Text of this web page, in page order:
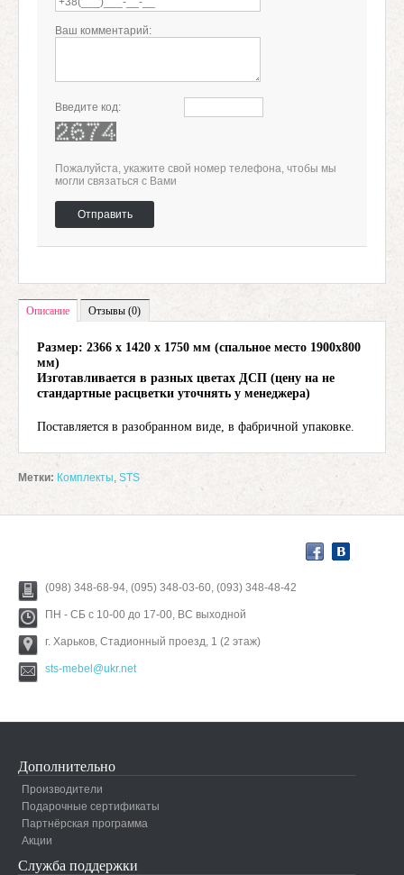
Ваш комментарий:
Введите код:
Пожалуйста, укажите свой номер телефона, чтобы мы
могли связаться с Вами
Отправить
Описание Отзывы (0)
Размер: 2366 х 1420 х 1750 мм (спальное место 1900х800
мм)
Изготавливается в разных цветах ДСП (цену на не
стандартные расцветки уточнять у менеджера)
Поставляется в разобранном виде, в фабричной упаковке.
Метки: Комплекты, STS
(098) 348-68-94, (095) 348-03-60, (093) 348-48-42
ПН - СБ с 10-00 до 17-00, ВС выходной
г. Харьков, Стадионный проезд, 1 (2 этаж)
sts-mebel@ukr.net
Дополнительно
Производители
Подарочные сертификаты
Партнёрская программа
Акции
Служба поддержки